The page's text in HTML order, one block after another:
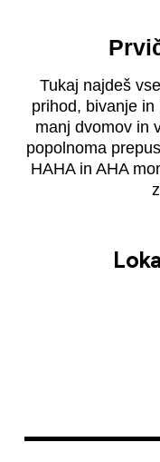
Tukaj najdeš
prihod, bivanje
manj dvomov in
popolnoma
HAHA in AHA